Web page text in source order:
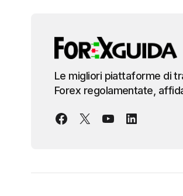
Le migliori piattaforme di
Forex regolamentate,